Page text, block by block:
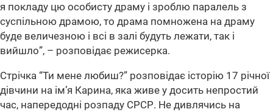
я покладу цю особисту драму і зроблю паралель з
суспільною драмою, то драма помножена на драму
буде величезною і всі в залі будуть лежати, так і
вийшло”, – розповідає режисерка.
Стрічка “Ти мене любиш?” розповідає історію 17 річної
дівчини на ім’я Карина, яка живе у досить непростий
час, напередодні розпаду СРСР. Не дивлячись на